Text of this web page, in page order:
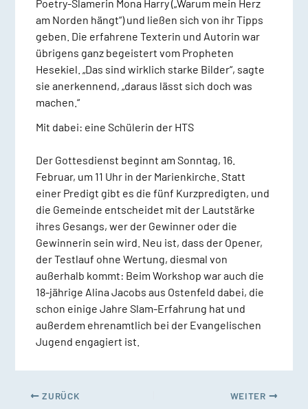
Poetry-Slamerin Mona Harry („Warum mein Herz
am Norden hängt“) und ließen sich von ihr Tipps
geben. Die erfahrene Texterin und Autorin war
übrigens ganz begeistert vom Propheten
Hesekiel. „Das sind wirklich starke Bilder“, sagte
sie anerkennend, „daraus lässt sich doch was
machen.“
Mit dabei: eine Schülerin der HTS
Der Gottesdienst beginnt am Sonntag, 16.
Februar, um 11 Uhr in der Marienkirche. Statt
einer Predigt gibt es die fünf Kurzpredigten, und
die Gemeinde entscheidet mit der Lautstärke
ihres Gesangs, wer der Gewinner oder die
Gewinnerin sein wird. Neu ist, dass der Opener,
der Testlauf ohne Wertung, diesmal von
außerhalb kommt: Beim Workshop war auch die
18-jährige Alina Jacobs aus Ostenfeld dabei, die
schon einige Jahre Slam-Erfahrung hat und
außerdem ehrenamtlich bei der Evangelischen
Jugend engagiert ist.
ZURÜCK WEITER